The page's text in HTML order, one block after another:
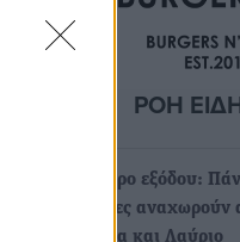
ΡΟΗ
Τριήμερο εξόδου:
επιβάτες αναχωρούν
Ραφήνα και Λαύριο